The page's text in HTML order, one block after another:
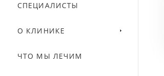
СПЕЦИАЛИСТЫ
О КЛИНИКЕ
ЧТО МЫ ЛЕЧИМ